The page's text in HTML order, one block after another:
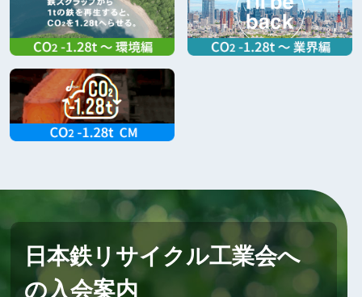
日本鉄リサイクル工業会へ
の入会案内